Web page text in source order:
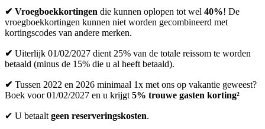
✔ Vroegboekkortingen die kunnen oplopen tot wel 40%! De
vroegboekkortingen kunnen niet worden gecombineerd met
kortingscodes van andere merken.
✔ Uiterlijk 01/02/2027 dient 25% van de totale reissom te worden
betaald (minus de 15% die u al heeft betaald).
✔ Tussen 2022 en 2026 minimaal 1x met ons op vakantie geweest?
Boek voor 01/02/2027 en u krijgt 5% trouwe gasten korting²
✔ U betaalt geen reserveringskosten.